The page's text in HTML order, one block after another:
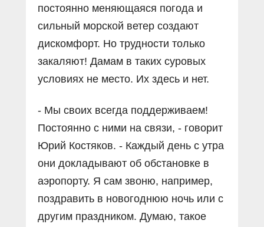
постоянно меняющаяся погода и
сильный морской ветер создают
дискомфорт. Но трудности только
закаляют! Дамам в таких суровых
условиях не место. Их здесь и нет.
- Мы своих всегда поддерживаем!
Постоянно с ними на связи, - говорит
Юрий Костяков. - Каждый день с утра
они докладывают об обстановке в
аэропорту. Я сам звоню, например,
поздравить в новогоднюю ночь или с
другим праздником. Думаю, такое